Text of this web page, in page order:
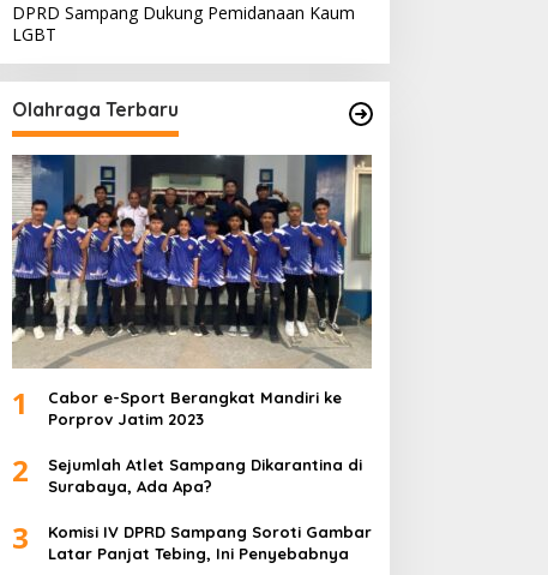
DPRD Sampang Dukung Pemidanaan Kaum
LGBT
Olahraga Terbaru
1
Cabor e-Sport Berangkat Mandiri ke
Porprov Jatim 2023
2
Sejumlah Atlet Sampang Dikarantina di
Surabaya, Ada Apa?
3
Komisi IV DPRD Sampang Soroti Gambar
Latar Panjat Tebing, Ini Penyebabnya